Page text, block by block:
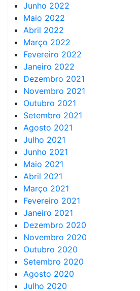
Junho 2022
Maio 2022
Abril 2022
Março 2022
Fevereiro 2022
Janeiro 2022
Dezembro 2021
Novembro 2021
Outubro 2021
Setembro 2021
Agosto 2021
Julho 2021
Junho 2021
Maio 2021
Abril 2021
Março 2021
Fevereiro 2021
Janeiro 2021
Dezembro 2020
Novembro 2020
Outubro 2020
Setembro 2020
Agosto 2020
Julho 2020